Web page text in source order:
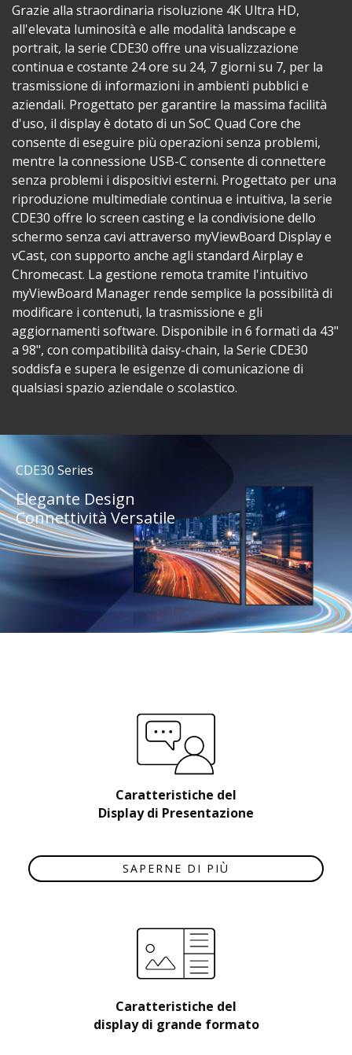
Grazie alla straordinaria risoluzione 4K Ultra HD,
all'elevata luminosità e alle modalità landscape e
portrait, la serie CDE30 offre una visualizzazione
continua e costante 24 ore su 24, 7 giorni su 7, per la
trasmissione di informazioni in ambienti pubblici e
aziendali. Progettato per garantire la massima facilità
d'uso, il display è dotato di un SoC Quad Core che
consente di eseguire più operazioni senza problemi,
mentre la connessione USB-C consente di connettere
senza problemi i dispositivi esterni. Progettato per una
riproduzione multimediale continua e intuitiva, la serie
CDE30 offre lo screen casting e la condivisione dello
schermo senza cavi attraverso myViewBoard Display e
vCast, con supporto anche agli standard Airplay e
Chromecast. La gestione remota tramite l'intuitivo
myViewBoard Manager rende semplice la possibilità di
modificare i contenuti, la trasmissione e gli
aggiornamenti software. Disponibile in 6 formati da 43"
a 98", con compatibilità daisy-chain, la Serie CDE30
soddisfa e supera le esigenze di comunicazione di
qualsiasi spazio aziendale o scolastico.
CDE30 Series
Elegante Design
Connettività Versatile
Caratteristiche del
Display di Presentazione
SAPERNE DI PIÙ
Caratteristiche del
display di grande formato